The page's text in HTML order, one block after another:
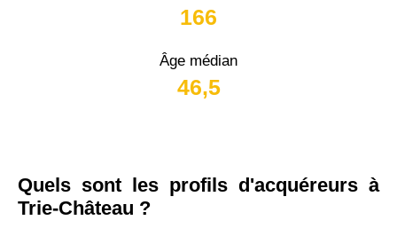
166
Âge médian
46,5
Quels sont les profils d'acquéreurs à
Trie-Château ?